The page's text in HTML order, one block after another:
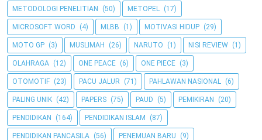
METODOLOGI PENELITIAN (50) METOPEL (17)
MICROSOFT WORD (4) MLBB (1) MOTIVASI HIDUP (29)
MOTO GP (3) MUSLIMAH (26) NARUTO (1) NISI REVIEW (1)
OLAHRAGA (12) ONE PEACE (6) ONE PIECE (3)
OTOMOTIF (23) PACU JALUR (71) PAHLAWAN NASIONAL (6)
PALING UNIK (42) PAPERS (75) PAUD (5) PEMIKIRAN (20)
PENDIDIKAN (164) PENDIDIKAN ISLAM (87)
PENDIDIKAN PANCASILA (56) PENEMUAN BARU (9)